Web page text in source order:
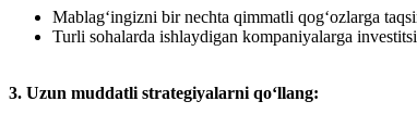
Mablag‘ingizni bir nechta qimmatli qog‘ozlarga
Turli sohalarda ishlaydigan kompaniyalarga
3. Uzun muddatli strategiyalarni qo‘llang: